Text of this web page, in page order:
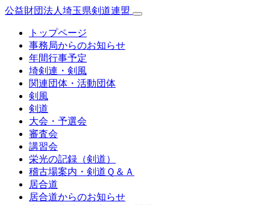
公益財団法人埼玉県剣道連盟
トップページ
事務局からのお知らせ
年間行事予定
埼剣連・剣風
関連団体・活動団体
剣風
剣道
大会・予選会
審査会
講習会
栄光の記録（剣道）
稽古場案内・剣道Ｑ＆Ａ
居合道
居合道からのお知らせ